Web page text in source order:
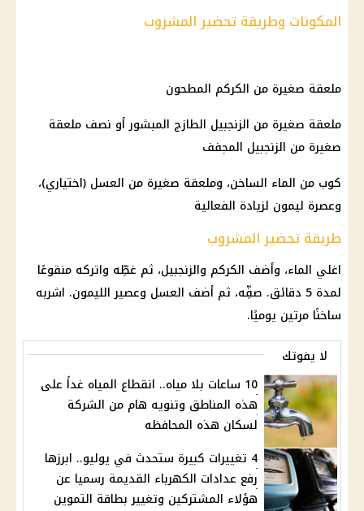
المكونات وطريقة تحضير المشروب
ملعقة صغيرة من الكركم المطحون
ملعقة صغيرة من الزنجبيل الطازج المبشور أو نصف ملعقة
صغيرة من الزنجبيل المجفف
كوب من الماء الساخن، وملعقة صغيرة من العسل (اختياري)،
وعصرة ليمون لزيادة الفعالية
طريقة تحضير المشروب
اغلي الماء، وأضف الكركم والزنجبيل، ثم غطِّه واتركه منقوعًا
لمدة 5 دقائق. صفِّه، ثم أضف العسل وعصير الليمون. اشربه
ساخنًا مرتين يوميًا.
لا يفوتك
10 ساعات بلا مياه.. انقطاع المياه غداً على
هذه المناطق وتنويه هام من الشركة
لسكان هذه المحافظه
4 تغييرات كبيرة ستحدث في يوليو.. ابرزها
رفع عدادات الكهرباء القديمة رسميا عن
هؤلاء المشتركين وتغيير بطاقة التموين